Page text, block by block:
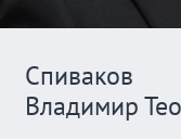
Спиваков
Владимир